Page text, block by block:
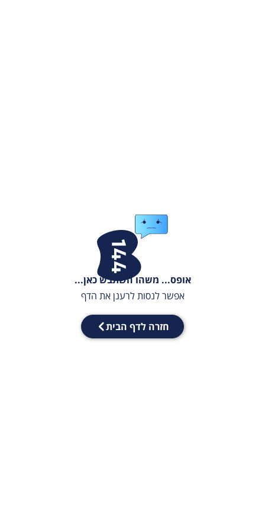
אופס... משהו השתבש כאן...
אפשר לנסות לרענן את הדף
חזרה לדף הבית